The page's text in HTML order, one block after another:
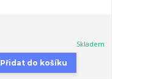
Skladem
Přidat do košíku